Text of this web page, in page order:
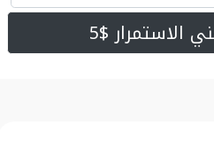
الاستمرار $5